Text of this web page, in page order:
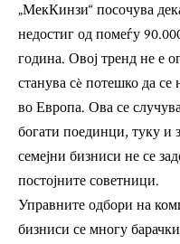
„МекКинзи“ посочува
недостиг од помеѓу
година. Овој тренд не е
станува сè потешко да
во Европа. Ова се
богати поединци, туку и
семејни бизниси не се
постојните советници.
Управните одбори на
бизниси се многу